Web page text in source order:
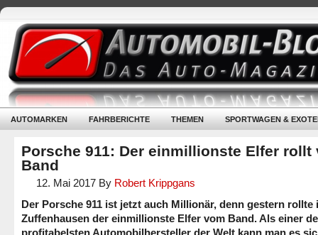
AUTOMARKEN FAHRBERICHTE THEMEN SPORTWAGEN &
Porsche 911: Der einmillionste Elfer rollt
Band
12. Mai 2017 By Robert Krippgans
Der Porsche 911 ist jetzt auch Millionär, denn gestern rollte
Zuffenhausen der einmillionste Elfer vom Band. Als einer
profitabelsten Automobilhersteller der Welt kann man es